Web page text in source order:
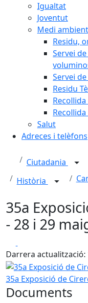
Igualtat
Joventut
Medi ambient
Residu,
Servei
Servei
Residu
Salut
Adreces i telèfons
Ciutadania
Història
35a
- 28 i 29
Darrera actualització:
35a Exposició de
35a Exposició de
Documents